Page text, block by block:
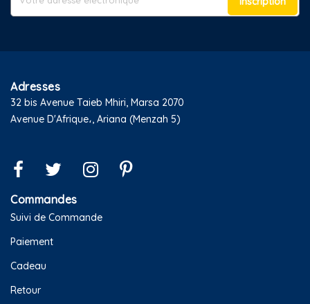
Adresses
32 bis Avenue Taieb Mhiri, Marsa 2070
Avenue D'Afrique،, Ariana (Menzah 5)
Commandes
Suivi de Commande
Paiement
Cadeau
Retour